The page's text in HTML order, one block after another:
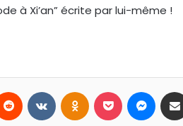
à Xi’an” écrite par lui-même !